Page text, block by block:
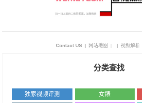
Contact US | 网站地图 | | 视频解析
分类查找
独家视频评测 女錶